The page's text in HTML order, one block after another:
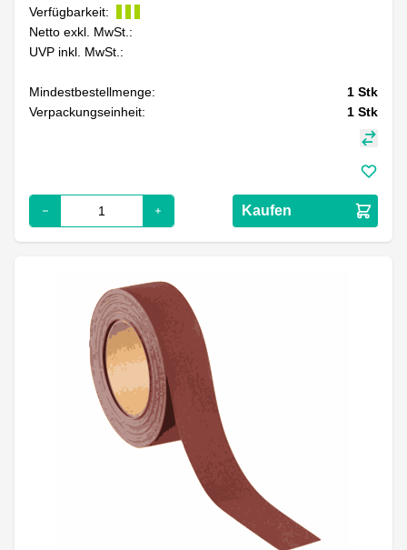
Verfügbarkeit:
Netto exkl. MwSt.:
UVP inkl. MwSt.:
Mindestbestellmenge: 1 Stk
Verpackungseinheit:
1 Stk
Kaufen